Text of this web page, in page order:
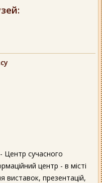
:
Центр сучасного
центр - в місті
виставок, презентацій,